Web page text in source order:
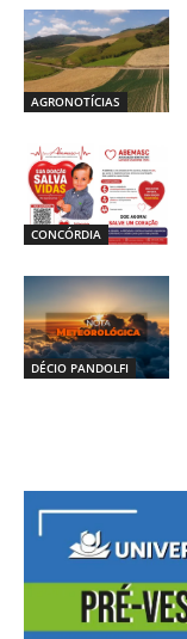
AGRONOTÍCIAS
CONCÓRDIA
DÉCIO PANDOLFI